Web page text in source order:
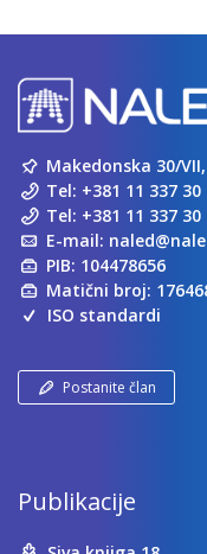
Makedonska 30/
Tel: +381 11 337 30
Tel: +381 11 337 30
E-mail:
PIB: 104478656
Matični broj:
ISO standardi
Postanite član
Publikacije